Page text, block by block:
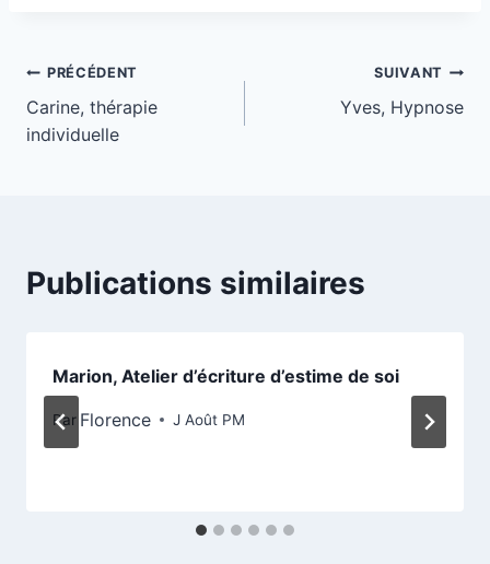
PRÉCÉDENT
Carine, thérapie
individuelle
SUIVANT
Yves, Hypnose
Publications similaires
Marion, Atelier d’écriture d’estime de soi
Par Florence J Août PM